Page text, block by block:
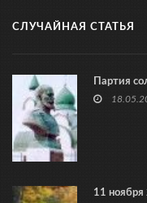
СЛУЧАЙНАЯ СТАТЬЯ
Партия
11 ноября